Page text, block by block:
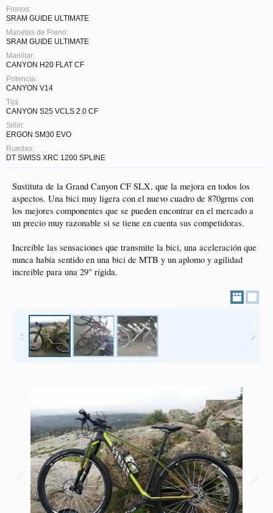
Frenos:
SRAM GUIDE ULTIMATE
Manetas de Freno:
SRAM GUIDE ULTIMATE
Manillar:
CANYON H20 FLAT CF
Potencia:
CANYON V14
Tija:
CANYON S25 VCLS 2.0 CF
Sillin:
ERGON SM30 EVO
Ruedas:
DT SWISS XRC 1200 SPLINE
Sustituta de la Grand Canyon CF SLX, que la mejora en todos los
aspectos. Una bici muy ligera con el nuevo cuadro de 870grms con
los mejores componentes que se pueden encontrar en el mercado a
un precio muy razonable si se tiene en cuenta sus competidoras.
Increíble las sensaciones que transmite la bici, una aceleración que
nunca había sentido en una bici de MTB y un aplomo y agilidad
increible para una 29" rígida.